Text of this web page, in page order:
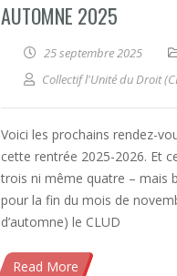
AUTOMNE 2025
25 septembre 2025
Collectif l'Unité du Droit
Voici les prochains rendez-
cette rentrée 2025-2026. Et
trois ni même quatre – mais
pour la fin du mois de
d’automne) le CLUD
Read More